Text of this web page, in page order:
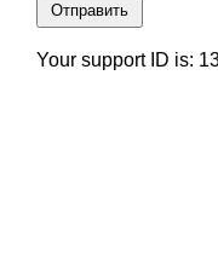
Отправить
Your support ID is: